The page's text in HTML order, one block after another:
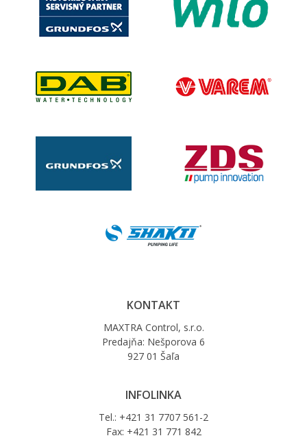
KONTAKT
MAXTRA Control, s.r.o.
Predajňa: Nešporova 6
927 01 Šaľa
INFOLINKA
Tel.: +421 31 7707 561-2
Fax: +421 31 771 842